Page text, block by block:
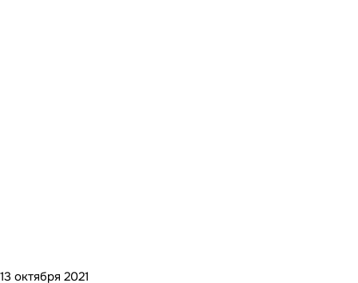
13 октября 2021